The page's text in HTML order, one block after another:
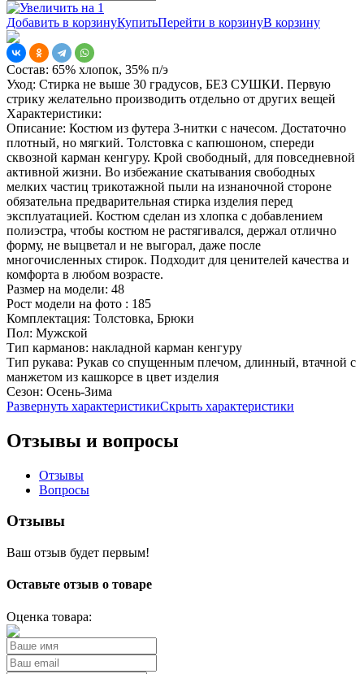
Добавить в корзинуКупитьПерейти в корзинуВ корзину
Состав: 65% хлопок, 35% п/э
Уход: Стирка не выше 30 градусов, БЕЗ СУШКИ. Первую
стрику желательно производить отдельно от других вещей
Характеристики:
Описание: Костюм из футера 3-нитки с начесом. Достаточно
плотный, но мягкий. Толстовка с капюшоном, спереди
сквозной карман кенгуру. Крой свободный, для повседневной
активной жизни. Во избежание скатывания свободных
мелких частиц трикотажной пыли на изнаночной стороне
обязательна предварительная стирка изделия перед
эксплуатацией. Костюм сделан из хлопка с добавлением
полиэстра, чтобы костюм не растягивался, держал отлично
форму, не выцветал и не выгорал, даже после
многочисленных стирок. Подходит для ценителей качества и
комфорта в любом возрасте.
Размер на модели: 48
Рост модели на фото : 185
Комплектация: Толстовка, Брюки
Пол: Мужской
Тип карманов: накладной карман кенгуру
Тип рукава: Рукав со спущенным плечом, длинный, втачной с
манжетом из кашкорсе в цвет изделия
Сезон: Осень-Зима
Развернуть характеристикиСкрыть характеристики
Отзывы и вопросы
Отзывы
Вопросы
Отзывы
Ваш отзыв будет первым!
Оставьте отзыв о товаре
Оценка товара: